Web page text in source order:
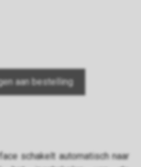
schakelt automatisch naar